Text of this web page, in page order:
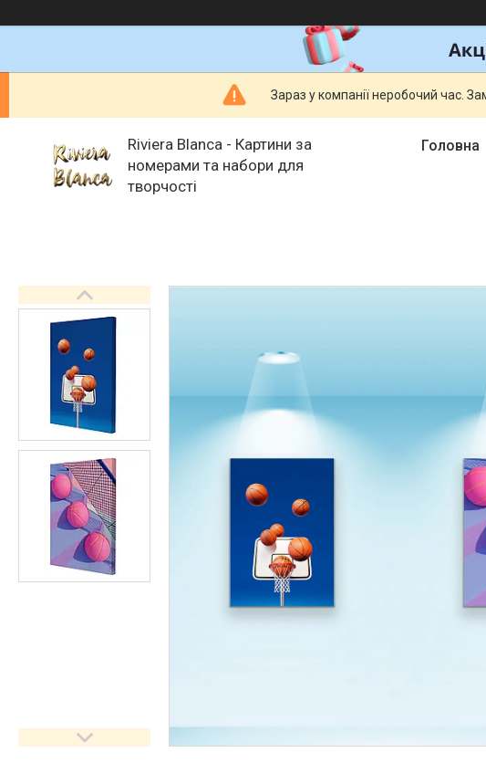
Зараз у компанії неробочий час.
Riviera Blanca - Картини за
номерами та набори для
творчості
Головна